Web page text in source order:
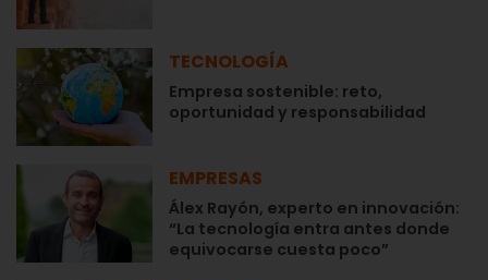
TECNOLOGÍA
Empresa sostenible: reto,
oportunidad y responsabilidad
EMPRESAS
Álex Rayón, experto en innovación:
“La tecnología entra antes donde
equivocarse cuesta poco”